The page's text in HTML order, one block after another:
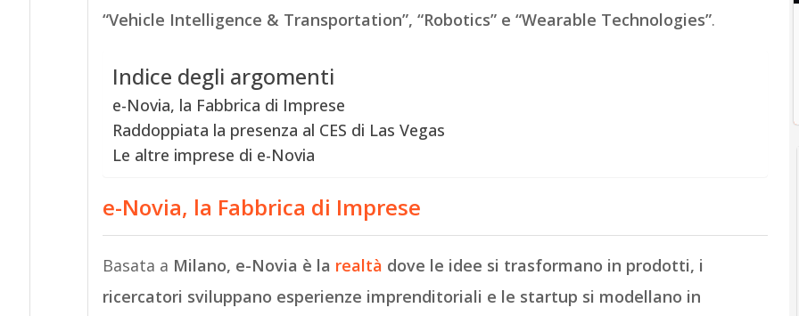
“Vehicle Intelligence & Transportation”, “Robotics” e “Wearable Technologies”.
Indice degli argomenti
e-Novia, la Fabbrica di Imprese
Raddoppiata la presenza al CES di Las Vegas
Le altre imprese di e-Novia
e-Novia, la Fabbrica di Imprese
Basata a Milano, e-Novia è la realtà dove le idee si trasformano in prodotti, i
ricercatori sviluppano esperienze imprenditoriali e le startup si modellano in